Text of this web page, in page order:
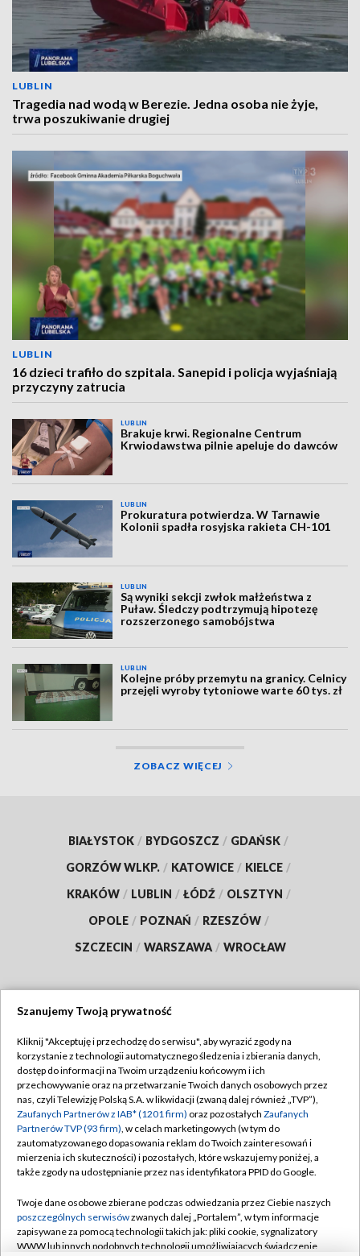
LUBLIN
Tragedia nad wodą w Berezie. Jedna osoba nie żyje,
trwa poszukiwanie drugiej
LUBLIN
16 dzieci trafiło do szpitala. Sanepid i policja wyjaśniają
przyczyny zatrucia
LUBLIN
Brakuje krwi. Regionalne Centrum
Krwiodawstwa pilnie apeluje do dawców
LUBLIN
Prokuratura potwierdza. W Tarnawie
Kolonii spadła rosyjska rakieta CH-101
LUBLIN
Są wyniki sekcji zwłok małżeństwa z
Puław. Śledczy podtrzymują hipotezę
rozszerzonego samobójstwa
LUBLIN
Kolejne próby przemytu na granicy. Celnicy
przejęli wyroby tytoniowe warte 60 tys. zł
ZOBACZ WIĘCEJ
BIAŁYSTOK / BYDGOSZCZ / GDAŃSK /
GORZÓW WLKP. / KATOWICE / KIELCE /
KRAKÓW / LUBLIN / ŁÓDŹ / OLSZTYN /
OPOLE / POZNAŃ / RZESZÓW /
SZCZECIN / WARSZAWA / WROCŁAW
TVP
Abonament TVP
Emisja w TVP
Centrum informacji TVP
Naziemna Telewizja Cyfrowa
Rada Programowa
System NOS
Regulamin TVP
Polityka prywatności
Moje zgody
Pomoc
Kontakt
Szanujemy Twoją prywatność
Kliknij "Akceptuję i przechodzę do serwisu", aby wyrazić zgody na
korzystanie z technologii automatycznego śledzenia i zbierania danych,
dostęp do informacji na Twoim urządzeniu końcowym i ich
przechowywanie oraz na przetwarzanie Twoich danych osobowych przez
nas, czyli Telewizję Polską S.A. w likwidacji (zwaną dalej również „TVP”),
Zaufanych Partnerów z IAB* (1201 firm) oraz pozostałych Zaufanych
Partnerów TVP (93 firm), w celach marketingowych (w tym do
zautomatyzowanego dopasowania reklam do Twoich zainteresowań i
mierzenia ich skuteczności) i pozostałych, które wskazujemy poniżej, a
także zgody na udostępnianie przez nas identyfikatora PPID do Google.
Twoje dane osobowe zbierane podczas odwiedzania przez Ciebie naszych
poszczególnych serwisówzwanych dalej „Portalem”, w tym informacje
zapisywane za pomocą technologii takich jak: pliki cookie, sygnalizatory
WWW lub innych podobnych technologii umożliwiających świadczenie